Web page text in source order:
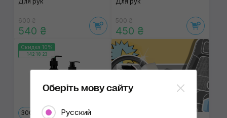
600 ₴
540 ₴
500 ₴
450 ₴
Скидка 10%
142:18:23
300 мл 500 мл
Оберіть мову сайту
Русский